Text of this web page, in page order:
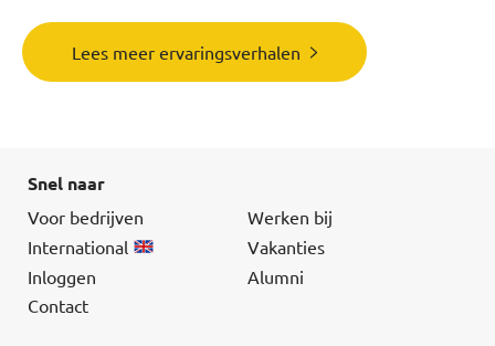
Lees meer ervaringsverhalen
Snel naar
Voor bedrijven
Werken bij
International
Vakanties
Inloggen
Alumni
Contact